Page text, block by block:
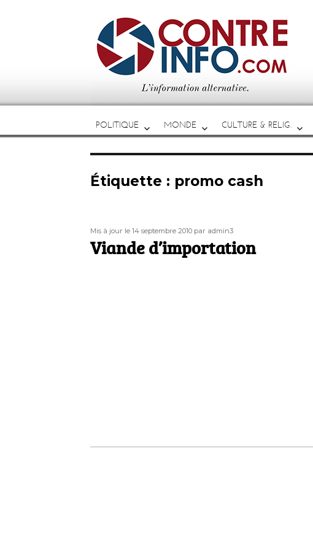
POLITIQUE MONDE CULTURE & RELIG.
Étiquette : promo cash
Publié
le
Mis à jour le 14 septembre 2010 Auteur
par admin3
Viande d’importation